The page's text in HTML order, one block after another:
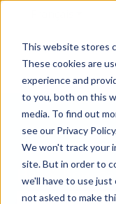
This website stores
These cookies are
experience and
to you, both on this
media. To find out
see our Privacy
We won't track your
site. But in order to
we'll have to use
not asked to make
Hello, how